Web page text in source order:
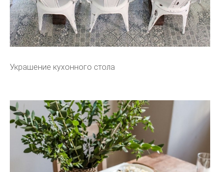
Украшение кухонного стола